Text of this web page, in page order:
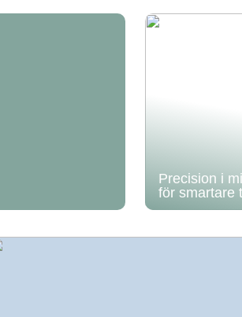
Precision i
för smartare